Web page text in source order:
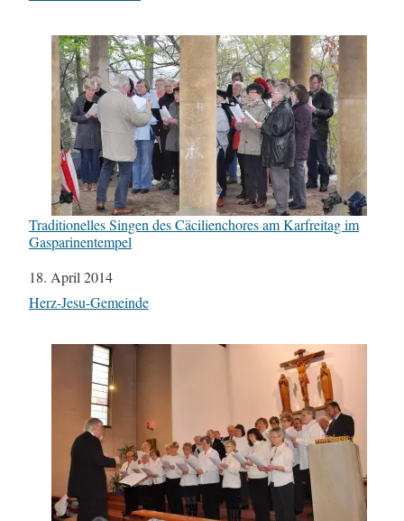
Traditionelles Singen des Cäcilienchores am Karfreitag im
Gasparinentempel
Datum
18. April 2014
In Bezug auf
Herz-Jesu-Gemeinde